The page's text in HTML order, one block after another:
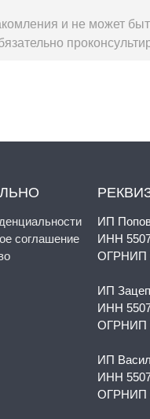
и не может
соглашение
ИП
ИНН
ОГРНИП
ИП
ИНН
ОГРНИП
ИП
ИНН
ОГРНИП